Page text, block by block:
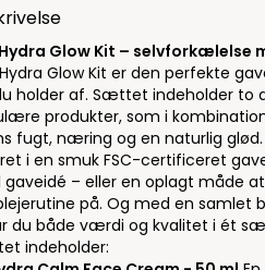
Glow Kit – selvforkælelse
Glow Kit er den perfekte
holder af. Sættet indeholder to
produkter, som i
fugt, næring og en naturlig glød.
i en smuk FSC-certificeret
gaveidé – eller en oplagt måde
på. Og med en samlet
du både værdi og kvalitet i ét
indeholder: